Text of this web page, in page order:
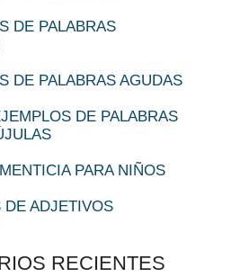
DE PALABRAS
DE PALABRAS AGUDAS
DE PALABRAS
PARA NIÑOS
ADJETIVOS
RECIENTES